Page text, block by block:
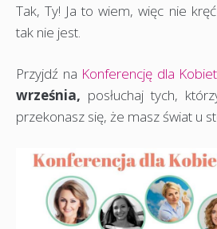
Tak, Ty! Ja to wiem, więc nie
tak nie jest.
Przyjdź na Konferencję dla
września, posłuchaj tych,
przekonasz się, że masz świat u